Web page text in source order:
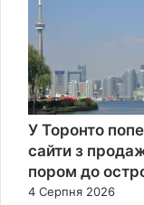
У Торонто
сайти з
пором до
4 Серпня 2026